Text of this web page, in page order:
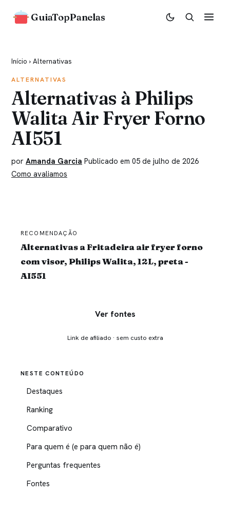
GuiaTopPanelas
Início › Alternativas
ALTERNATIVAS
Alternativas à Philips
Walita Air Fryer Forno
AI551
por Amanda Garcia Publicado em 05 de julho de 2026
Como avaliamos
RECOMENDAÇÃO
Alternativas a Fritadeira air fryer forno
com visor, Philips Walita, 12L, preta -
AI551
Ver fontes
Link de afiliado · sem custo extra
NESTE CONTEÚDO
Destaques
Ranking
Comparativo
Para quem é (e para quem não é)
Perguntas frequentes
Fontes